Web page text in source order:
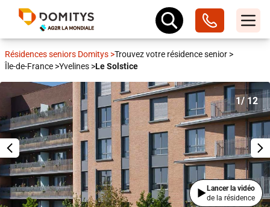
Résidences seniors Domitys >Trouvez votre résidence senior >
Île-de-France >Yvelines >Le Solstice
1/ 12
Lancer la vidéo
de la résidence